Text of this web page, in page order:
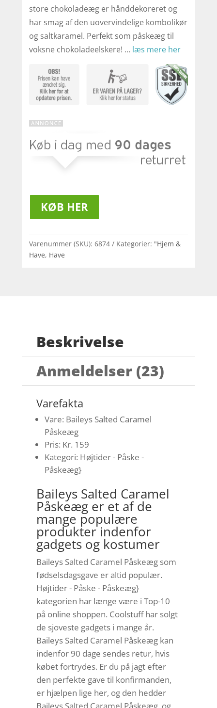
store chokoladeæg er hånddekoreret og
har smag af den uovervindelige kombolikør
og saltkaramel. Perfekt som påskeæg til
voksne chokoladeelskere! … læs mere her
KØB HER
Varenummer (SKU): 6874 Kategorier: "Hjem &
Have, Have
Beskrivelse
Anmeldelser (23)
Varefakta
Vare: Baileys Salted Caramel
Påskeæg
Pris: Kr. 159
Kategori: Højtider - Påske -
Påskeæg}
Baileys Salted Caramel
Påskeæg er et af de
mange populære
produkter indenfor
gadgets og kostumer
Baileys Salted Caramel Påskeæg som
fødselsdagsgave er altid populær.
Højtider - Påske - Påskeæg}
kategorien har længe være i Top-10
på online shoppen. Coolstuff har solgt
de sjoveste gadgets i mange år.
Baileys Salted Caramel Påskeæg kan
indenfor 90 dage sendes retur, hvis
købet fortrydes. Er du på jagt efter
den perfekte gave til konfirmanden,
er hjælpen lige her, og den hedder